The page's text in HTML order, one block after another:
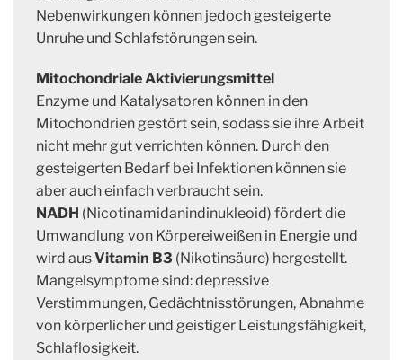
Nebenwirkungen können jedoch gesteigerte
Unruhe und Schlafstörungen sein.
Mitochondriale Aktivierungsmittel
Enzyme und Katalysatoren können in den
Mitochondrien gestört sein, sodass sie ihre Arbeit
nicht mehr gut verrichten können. Durch den
gesteigerten Bedarf bei Infektionen können sie
aber auch einfach verbraucht sein.
NADH (Nicotinamidanindinukleoid) fördert die
Umwandlung von Körpereiweißen in Energie und
wird ausVitamin B3 (Nikotinsäure) hergestellt.
Mangelsymptome sind: depressive
Verstimmungen, Gedächtnisstörungen, Abnahme
von körperlicher und geistiger Leistungsfähigkeit,
Schlaflosigkeit.